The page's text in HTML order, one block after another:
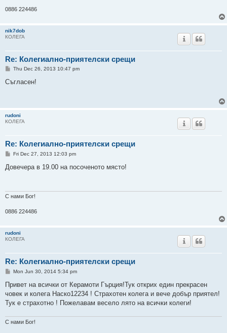
0886 224486
nik7dob
КОЛЕГА
Re: Колегиално-приятелски срещи
P
s
Thu Dec 26, 2013 10:47 pm
Съгласен!
rudoni
КОЛЕГА
Re: Колегиално-приятелски срещи
P
s
Fri Dec 27, 2013 12:03 pm
Довечера в 19.00 на посоченото място!
С нами Бог!
0886 224486
rudoni
КОЛЕГА
Re: Колегиално-приятелски срещи
P
s
Mon Jun 30, 2014 5:34 pm
Привет на всички от Керамоти Гърция!Тук открих един прекрасен
човек и колега Наско12234 ! Страхотен колега и вече добър приятел!
Тук е страхотно ! Пожелавам весело лято на всички колеги!
С нами Бог!